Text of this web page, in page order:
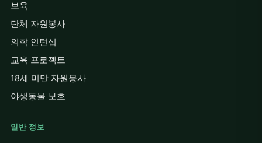
보육
단체 자원봉사
의학 인턴십
교육 프로젝트
18세 미만 자원봉사
야생동물 보호
일반 정보